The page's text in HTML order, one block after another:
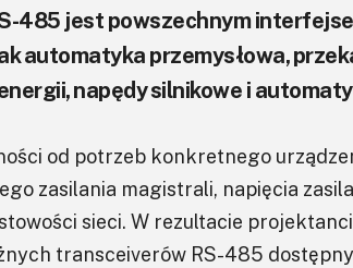
485 jest powszechnym
automatyka przemysłowa,
napędy silnikowe i
od potrzeb konkretnego
zasilania magistrali, napięcia
sieci. W rezultacie
transceiverów RS-485